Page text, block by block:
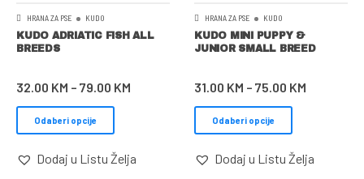
HRANA ZA PSE KUDO
KUDO ADRIATIC FISH ALL
BREEDS
32.00 KM – 79.00 KM
Odaberi opcije
Dodaj u Listu Želja
HRANA ZA PSE KUDO
KUDO MINI PUPPY &
JUNIOR SMALL BREED
31.00 KM – 75.00 KM
Odaberi opcije
Dodaj u Listu Želja